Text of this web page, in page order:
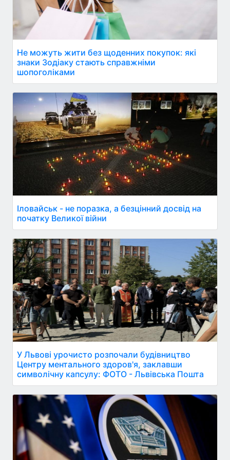
Не можуть жити без щоденних покупок: які
знаки Зодіаку стають справжніми
шопоголіками
Іловайськ - не поразка, а безцінний досвід на
початку Великої війни
У Львові урочисто розпочали будівництво
Центру ментального здоров'я, заклавши
символічну капсулу: ФОТО - Львівська Пошта